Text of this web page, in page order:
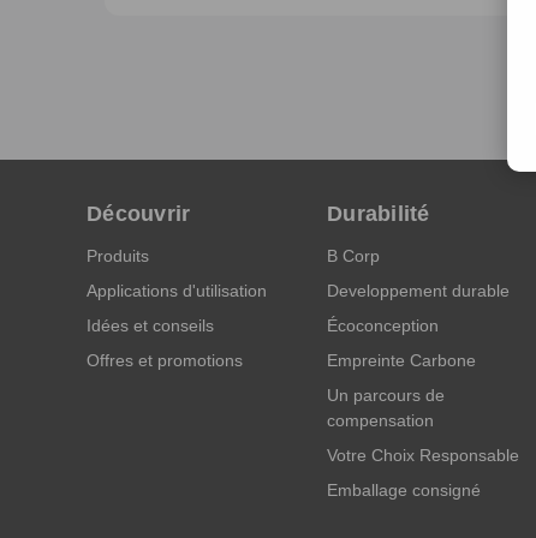
Découvrir
Produits
Applications d'utilisation
Idées et conseils
Offres et promotions
Durabilité
B Corp
Developpement durable
Écoconception
Empreinte Carbone
Un parcours de
compensation
Votre Choix Responsable
Emballage consigné